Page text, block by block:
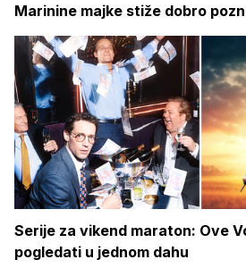
Marinine majke stiže dobro
Serije za vikend maraton: Ove
pogledati u jednom dahu